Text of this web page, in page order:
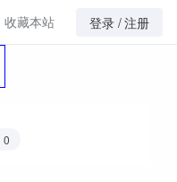
收藏本站 登录 /注册
0